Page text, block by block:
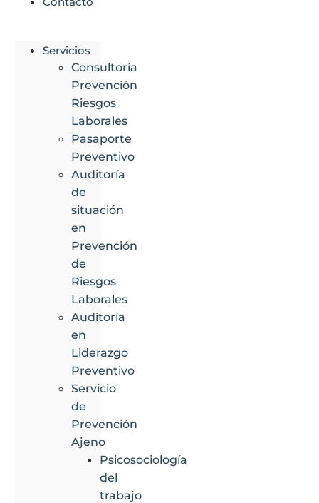
Servicios
Consultoría
Prevención
Riesgos
Laborales
Pasaporte
Preventivo
Auditoría
de
situación
en
Prevención
de
Riesgos
Laborales
Auditoría
en
Liderazgo
Preventivo
Servicio
de
Prevención
Ajeno
Psicosociología
del
trabajo